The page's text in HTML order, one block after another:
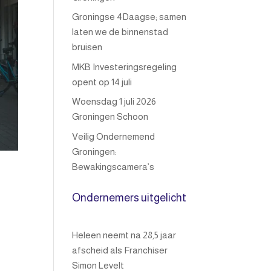
Groningse 4Daagse; samen
laten we de binnenstad
bruisen
MKB Investeringsregeling
opent op 14 juli
Woensdag 1 juli 2026
Groningen Schoon
Veilig Ondernemend
Groningen:
Bewakingscamera’s
Ondernemers uitgelicht
Heleen neemt na 28,5 jaar
afscheid als Franchiser
Simon Levelt